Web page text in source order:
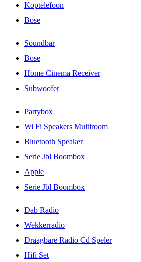
Koptelefoon
Bose
Soundbar
Bose
Home Cinema Receiver
Subwoofer
Partybox
Wi Fi Speakers Multiroom
Bluetooth Speaker
Serie Jbl Boombox
Apple
Serie Jbl Boombox
Dab Radio
Wekkerradio
Draagbare Radio Cd Speler
Hifi Set